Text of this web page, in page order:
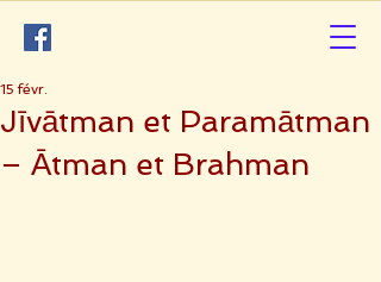
Jīvātman et Paramātman
– Ātman et Brahman
15 févr.